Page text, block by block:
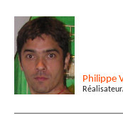
Philippe